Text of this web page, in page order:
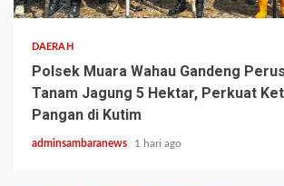
DAERAH
Polsek Muara Wahau Gandeng
Tanam Jagung 5 Hektar, Perkuat
Pangan di Kutim
adminsambaranews 1 hari ago